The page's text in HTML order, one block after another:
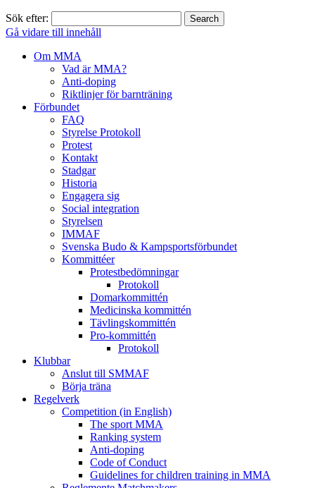
Sök efter:
Gå vidare till innehåll
Om MMA
Vad är MMA?
Anti-doping
Riktlinjer för barnträning
Förbundet
FAQ
Styrelse Protokoll
Protest
Kontakt
Stadgar
Historia
Engagera sig
Social integration
Styrelsen
IMMAF
Svenska Budo & Kampsportsförbundet
Kommittéer
Protestbedömningar
Protokoll
Domarkommittén
Medicinska kommittén
Tävlingskommittén
Pro-kommittén
Protokoll
Klubbar
Anslut till SMMAF
Börja träna
Regelverk
Competition (in English)
The sport MMA
Ranking system
Anti-doping
Code of Conduct
Guidelines for children training in MMA